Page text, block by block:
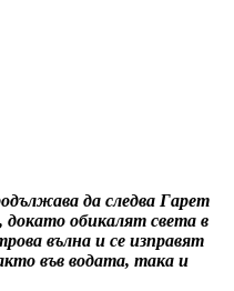
да следва Гарет
обикалят света в
вълна и се изправят
във водата, така и